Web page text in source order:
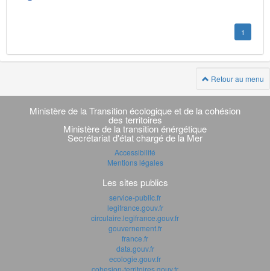
1
Retour au menu
Navigation
transverse
Ministère de la Transition écologique et de la cohésion
des territoires
Ministère de la transition énérgétique
Secrétariat d'état chargé de la Mer
Accessibilité
Mentions légales
Les sites publics
service-public.fr
legifrance.gouv.fr
circulaire.legifrance.gouv.fr
gouvernement.fr
france.fr
data.gouv.fr
ecologie.gouv.fr
cohesion-territoires.gouv.fr